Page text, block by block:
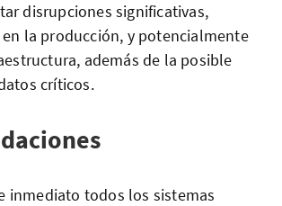
disrupciones significativas,
la producción, y potencialmente
además de la posible
críticos.
inmediato todos los sistemas